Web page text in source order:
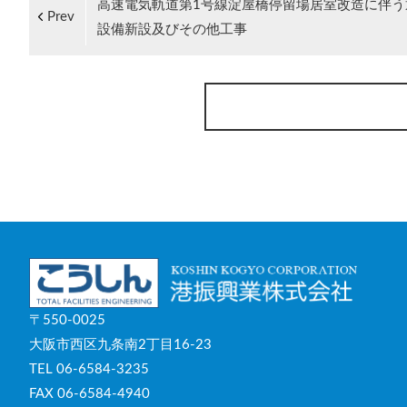
Prev
高速電気軌道第1号線淀屋橋停留場居室改造に伴
設備新設及びその他工事
〒550-0025
大阪市西区九条南2丁目16-23
TEL 06-6584-3235
FAX 06-6584-4940